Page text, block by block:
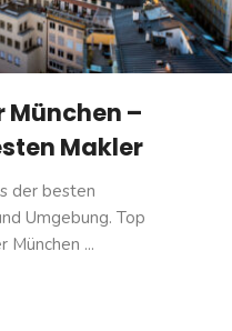
–
Makler
der besten
Umgebung. Top
München ...